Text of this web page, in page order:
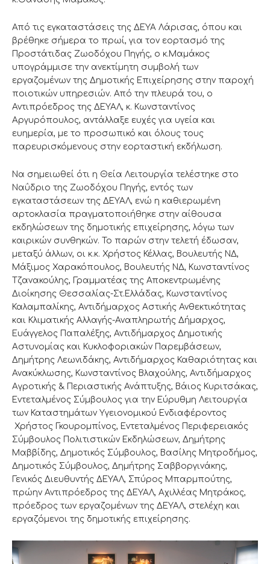
Από τις εγκαταστάσεις της ΔΕΥΑ Λάρισας, όπου και
βρέθηκε σήμερα το πρωί, για τον εορτασμό της
Προστάτιδας Ζωοδόχου Πηγής, ο κ.Μαμάκος
υπογράμμισε την ανεκτίμητη συμβολή των
εργαζομένων της Δημοτικής Επιχείρησης στην παροχή
ποιοτικών υπηρεσιών. Από την πλευρά του, ο
Αντιπρόεδρος της ΔΕΥΑΛ, κ. Κωνσταντίνος
Αργυρόπουλος, αντάλλαξε ευχές για υγεία και
ευημερία, με το προσωπικό και όλους τους
παρευρισκόμενους στην εορταστική εκδήλωση.
Να σημειωθεί ότι η Θεία Λειτουργία τελέστηκε στο
Ναΰδριο της Ζωοδόχου Πηγής, εντός των
εγκαταστάσεων της ΔΕΥΑΛ, ενώ η καθιερωμένη
αρτοκλασία πραγματοποιήθηκε στην αίθουσα
εκδηλώσεων της δημοτικής επιχείρησης, λόγω των
καιρικών συνθηκών. Το παρών στην τελετή έδωσαν,
μεταξύ άλλων, οι κ.κ. Χρήστος Κέλλας, Βουλευτής ΝΔ,
Μάξιμος Χαρακόπουλος, Βουλευτής ΝΔ, Κωνσταντίνος
Τζανακούλης, Γραμματέας της Αποκεντρωμένης
Διοίκησης Θεσσαλίας-Στ.Ελλάδας, Κωνσταντίνος
Καλαμπαλίκης, Αντιδήμαρχος Αστικής Ανθεκτικότητας
και Κλιματικής Αλλαγής-Αναπληρωτής Δήμαρχος,
Ευάγγελος Παπαλέξης, Αντιδήμαρχος Δημοτικής
Αστυνομίας και Κυκλοφοριακών Παρεμβάσεων,
Δημήτρης Λεωνιδάκης, Αντιδήμαρχος Καθαριότητας και
Ανακύκλωσης, Κωνσταντίνος Βλαχούλης, Αντιδήμαρχος
Αγροτικής & Περιαστικής Ανάπτυξης, Βάιος Κυριτσάκας,
Εντεταλμένος Σύμβουλος για την Εύρυθμη Λειτουργία
των Καταστημάτων Υγειονομικού Ενδιαφέροντος
Χρήστος Γκουρομπίνος, Εντεταλμένος Περιφερειακός
Σύμβουλος Πολιτιστικών Εκδηλώσεων, Δημήτρης
Μαββίδης, Δημοτικός Σύμβουλος, Βασίλης Μητροδήμος,
Δημοτικός Σύμβουλος, Δημήτρης Σαββοργινάκης,
Γενικός Διευθυντής ΔΕΥΑΛ, Σπύρος Μπαρμπούτης,
πρώην Αντιπρόεδρος της ΔΕΥΑΛ, Αχιλλέας Μητράκος,
πρόεδρος των εργαζομένων της ΔΕΥΑΛ, στελέχη και
εργαζόμενοι της δημοτικής επιχείρησης.